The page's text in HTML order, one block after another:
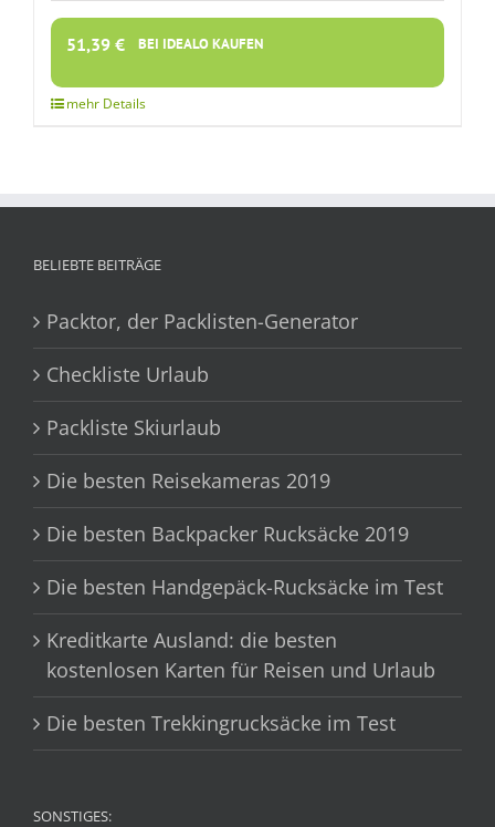
51,39 € BEI IDEALO KAUFEN
BELIEBTE BEITRÄGE
Packtor, der Packlisten-Generator
Checkliste Urlaub
Packliste Skiurlaub
Die besten Reisekameras 2019
Die besten Backpacker Rucksäcke 2019
Die besten Handgepäck-Rucksäcke im Test
Kreditkarte Ausland: die besten
kostenlosen Karten für Reisen und Urlaub
Die besten Trekkingrucksäcke im Test
SONSTIGES: